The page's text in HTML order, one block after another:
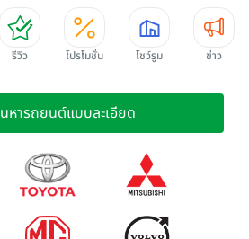
รีวิว โปรโมชั่น โชว์รูม ข่าว
หารถยนต์แบบละเอียด